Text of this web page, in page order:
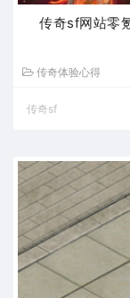
传奇sf网站零
传奇体验心得
传奇sf